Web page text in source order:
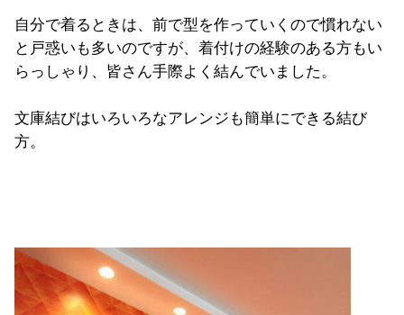
自分で着るときは、前で型を作っていくので慣れない
と戸惑いも多いのですが、着付けの経験のある方もい
らっしゃり、皆さん手際よく結んでいました。
文庫結びはいろいろなアレンジも簡単にできる結び
方。